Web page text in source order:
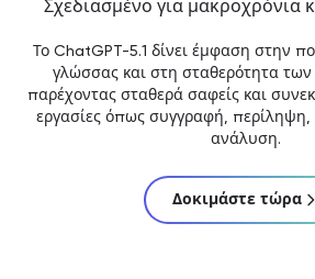
Σχεδιασμένο για μακροχρόνια
Το ChatGPT-5.1 δίνει έμφαση στην
γλώσσας και στη σταθερότητα
παρέχοντας σταθερά σαφείς και
εργασίες όπως συγγραφή,
ανάλυση.
Δοκιμάστε τώρα